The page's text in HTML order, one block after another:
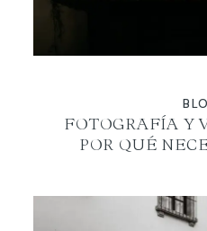
FOTOGRAFÍA Y
POR QUÉ